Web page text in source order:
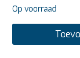
Op voorraad